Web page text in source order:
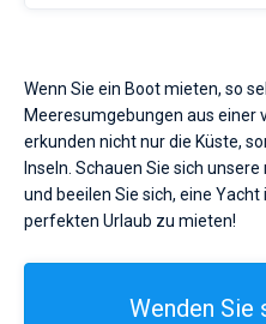
Wenn Sie ein Boot mieten, so
Meeresumgebungen aus einer
erkunden nicht nur die Küste,
Inseln. Schauen Sie sich
und beeilen Sie sich, eine
perfekten Urlaub zu mieten!
Wenden Sie